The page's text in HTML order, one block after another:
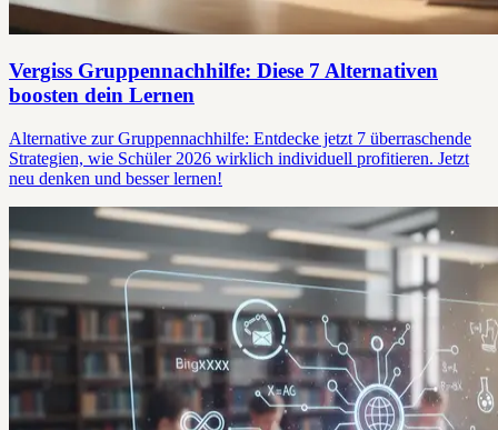
Vergiss Gruppennachhilfe: Diese 7 Alternativen
boosten dein Lernen
Alternative zur Gruppennachhilfe: Entdecke jetzt 7 überraschende
Strategien, wie Schüler 2026 wirklich individuell profitieren. Jetzt
neu denken und besser lernen!